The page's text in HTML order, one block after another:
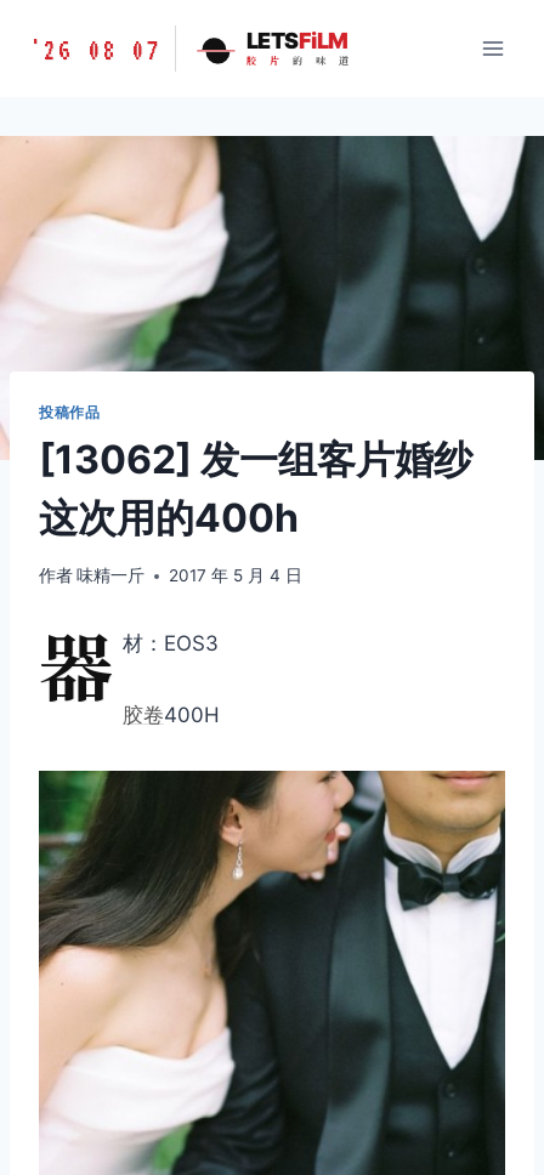
胶
味
LETSFILM
'26 08 07 LETSFiLM
胶 片 的 味 道
投稿作品
[13062] 发一组客片婚纱
这次用的400h
作者味精一斤 2017 年 5 月 4 日
器 材：EOS3
胶卷400H